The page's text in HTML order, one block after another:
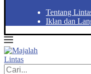
Tentang
Iklan dan